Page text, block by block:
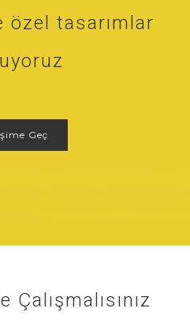
tasarımlar
Geç